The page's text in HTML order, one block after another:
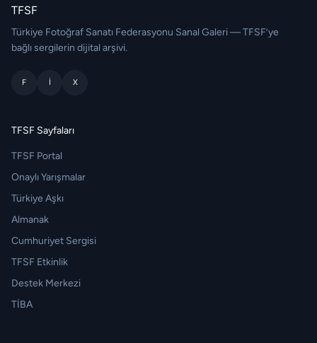
TFSF
Türkiye Fotoğraf Sanatı Federasyonu Sanal Galeri — TFSF’ye
bağlı sergilerin dijital arşivi.
F I X
TFSF Sayfaları
TFSF Portal
Onaylı Yarışmalar
Türkiye Aşkı
Almanak
Cumhuriyet Sergisi
TFSF Etkinlik
Destek Merkezi
TİBA